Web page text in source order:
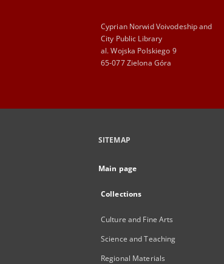
Cyprian Norwid Voivodeship and
City Public Library
al. Wojska Polskiego 9
65-077 Zielona Góra
SITEMAP
Main page
Collections
Culture and Fine Arts
Science and Teaching
Regional Materials